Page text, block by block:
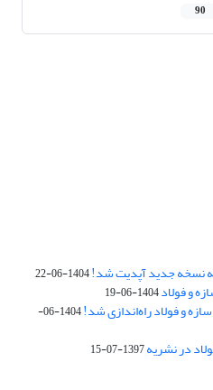
90
نسخه جدید آپدیت شد!1404-06-22
و فولاد1404-06-19
و فولاد راه‌اندازی شد!
1404-06-
در نشریه1397-07-15